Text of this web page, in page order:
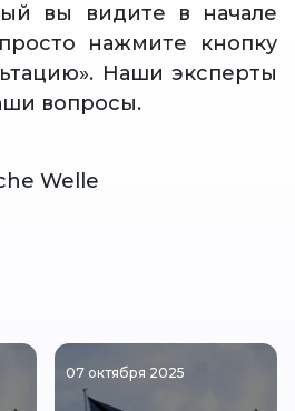
вы видите в начале
нажмите кнопку
Наши эксперты
вопросы.
Welle
07 октября 2025